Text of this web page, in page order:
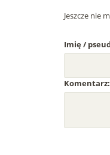
Jeszcze nie
Imię /
Komentarz: